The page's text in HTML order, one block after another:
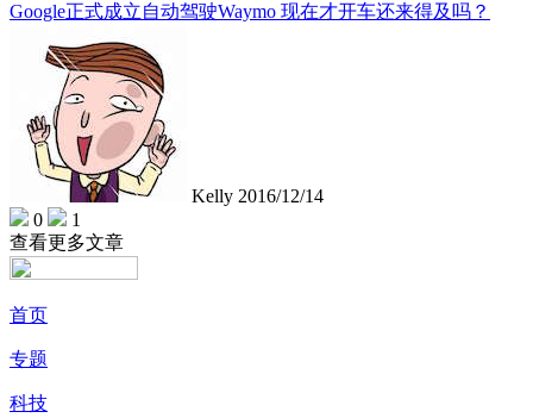
Google正式成立自动驾驶Waymo 现在才开车还来得及吗？
Kelly 2016/12/14
0
1
查看更多文章
首页
专题
科技